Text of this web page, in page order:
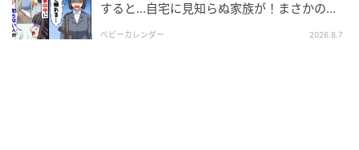
エキサイトニュース
すると…自宅に見知らぬ家族が！まさかの真
ベビーカレンダー 2026.8.7